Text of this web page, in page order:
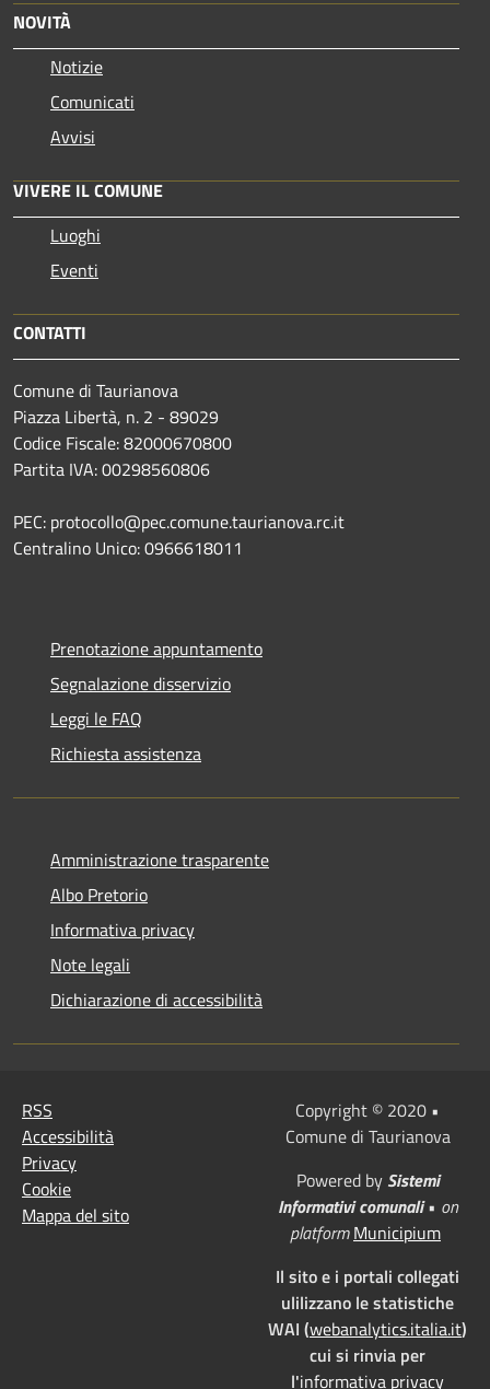
NOVITÀ
Notizie
Comunicati
Avvisi
VIVERE IL COMUNE
Luoghi
Eventi
CONTATTI
Comune di Taurianova
Piazza Libertà, n. 2 - 89029
Codice Fiscale: 82000670800
Partita IVA: 00298560806
PEC: protocollo@pec.comune.taurianova.rc.it
Centralino Unico: 0966618011
Prenotazione appuntamento
Segnalazione disservizio
Leggi le FAQ
Richiesta assistenza
Amministrazione trasparente
Albo Pretorio
Informativa privacy
Note legali
Dichiarazione di accessibilità
RSS
Accessibilità
Privacy
Cookie
Mappa del sito
Copyright © 2020 •
Comune di Taurianova
Powered by Sistemi
Informativi comunali• on
platform Municipium
Il sito e i portali collegati
ulilizzano le statistiche
WAI (webanalytics.italia.it)
cui si rinvia per
l'informativa privacy